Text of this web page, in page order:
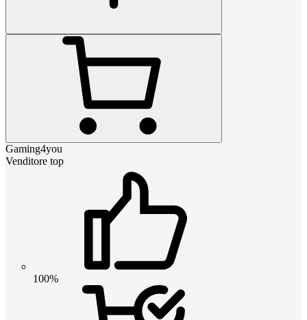
Gaming4you
Venditore top
100%